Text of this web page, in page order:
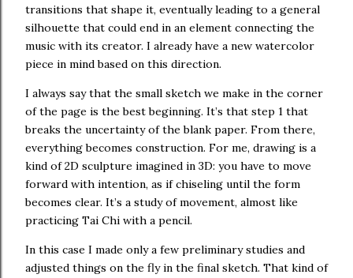
transitions that shape it, eventually leading to a general
silhouette that could end in an element connecting the
music with its creator. I already have a new watercolor
piece in mind based on this direction.
I always say that the small sketch we make in the corner
of the page is the best beginning. It’s that step 1 that
breaks the uncertainty of the blank paper. From there,
everything becomes construction. For me, drawing is a
kind of 2D sculpture imagined in 3D: you have to move
forward with intention, as if chiseling until the form
becomes clear. It’s a study of movement, almost like
practicing Tai Chi with a pencil.
In this case I made only a few preliminary studies and
adjusted things on the fly in the final sketch. That kind of